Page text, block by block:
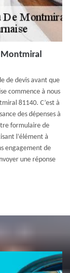
Montmiral
de devis avant que
commence à nous
81140. C’est à
des dépenses à
formulaire de
l’élément à
engagement de
une réponse